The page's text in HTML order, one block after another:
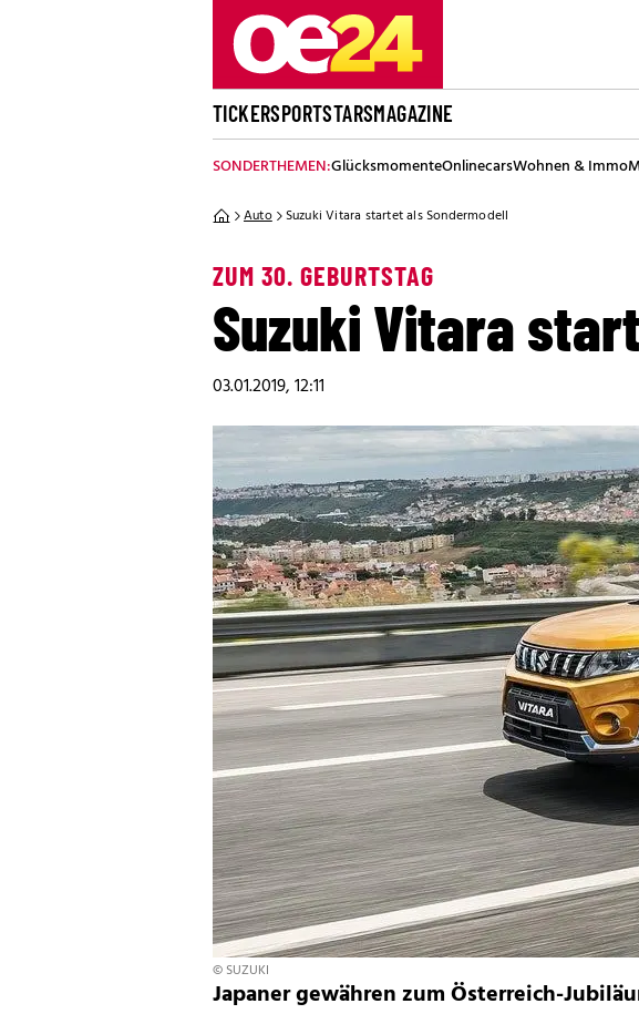
TICKERSPORTSTARSMAGAZINE
SONDERTHEMEN:GlücksmomenteOnlinecarsWohnen & Immo
Auto Suzuki Vitara startet als Sondermodell
ZUM 30. GEBURTSTAG
Suzuki Vitara
03.01.2019, 12:11
© SUZUKI
Japaner gewähren zum Österreich-